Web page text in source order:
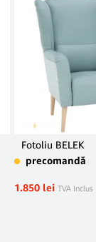
Fotoliu BELEK
precomandă
1.850 lei TVA Inclus